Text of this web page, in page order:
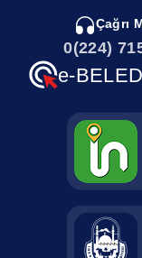
Çağrı
0(224)
e-